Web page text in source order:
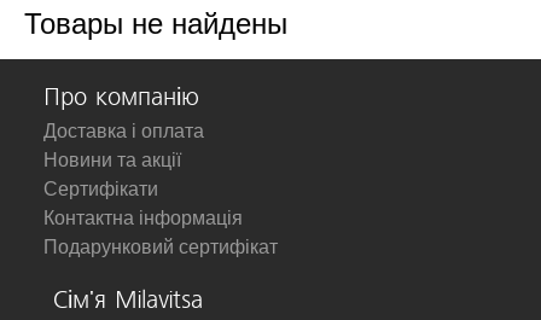
Товары не найдены
Про компанію
Доставка і оплата
Новини та акції
Сертифікати
Контактна інформація
Подарунковий сертифікат
Сім'я Milavitsa